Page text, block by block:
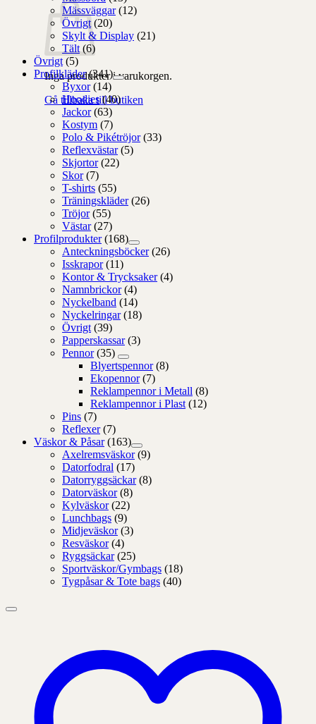
Inga produkter i varukorgen.
Gå tillbaka till butiken
Mässväggar (12)
Övrigt (20)
Skylt & Display (21)
Tält (6)
Övrigt (5)
Profilkläder (341)
Byxor (14)
Hoodies (40)
Jackor (63)
Kostym (7)
Polo & Pikétröjor (33)
Reflexvästar (5)
Skjortor (22)
Skor (7)
T-shirts (55)
Träningskläder (26)
Tröjor (55)
Västar (27)
Profilprodukter (168)
Anteckningsböcker (26)
Isskrapor (11)
Kontor & Trycksaker (4)
Namnbrickor (4)
Nyckelband (14)
Nyckelringar (18)
Övrigt (39)
Papperskassar (3)
Pennor (35)
Blyertspennor (8)
Ekopennor (7)
Reklampennor i Metall (8)
Reklampennor i Plast (12)
Pins (7)
Reflexer (7)
Väskor & Påsar (163)
Axelremsväskor (9)
Datorfodral (17)
Datorryggsäckar (8)
Datorväskor (8)
Kylväskor (22)
Lunchbags (9)
Midjeväskor (3)
Resväskor (4)
Ryggsäckar (25)
Sportväskor/Gymbags (18)
Tygpåsar & Tote bags (40)